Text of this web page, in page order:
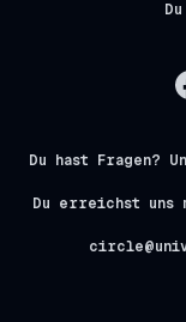
Du hast Fragen?
Du erreichst uns